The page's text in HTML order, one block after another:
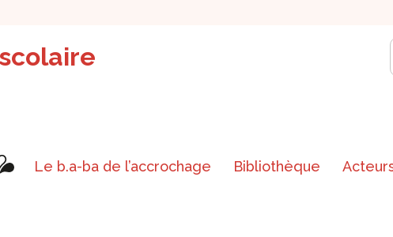
Le b.a-ba de l’accrochage Bibliothèque